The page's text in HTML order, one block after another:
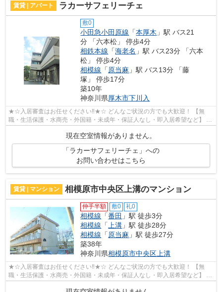
賃貸 | アパート ラカーサフェリーチェ
敷0
小田急小田原線 「本厚木 」駅 バス21
分 「六本松」 停歩4分
相鉄本線 「海老名 」駅 バス23分 「六本
松」 停歩4分
相模線 「原当麻 」駅 バス13分 「藤
塚」 停歩17分
築10年
神奈川県厚木市下川入
★☆入居審査はお任せください‼★☆ どんなご状況の方でも大歓迎！ 【無
職・生活保護・水商売・外国籍・未成年・保証人なし・即入居希望など】 ネ
ット非公開の物件からもお探し致します‼ ...
現在空室情報がありません。
「ラカーサフェリーチェ」への
お問い合わせはこちら
賃貸 | マンション 相模原市中央区上溝のマンション
仲手半額 敷0 礼0
相模線 「番田 」駅 徒歩3分
相模線 「 上溝 」駅 徒歩28分
相模線 「 原当麻 」駅 徒歩27分
築38年
神奈川県相模原市中央区 上溝
★☆入居審査はお任せください‼★☆ どんなご状況の方でも大歓迎！ 【無
職・生活保護・水商売・外国籍・未成年・保証人なし・即入居希望など】 ネ